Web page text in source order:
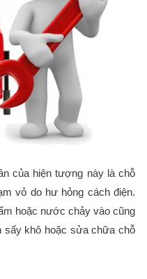
của hiện tượng này là chỗ
vỏ do hư hỏng cách điện.
hoặc nước chảy vào cũng
sấy khô hoặc sửa chữa chỗ